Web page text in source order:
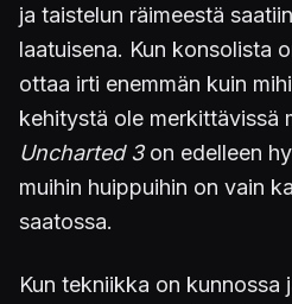
ja taistelun räimeestä
laatuisena. Kun konsolista
ottaa irti enemmän kuin
kehitystä ole merkittävissä
Uncharted 3on edelleen
muihin huippuihin on vain
saatossa.
Kun tekniikka on kunnossa